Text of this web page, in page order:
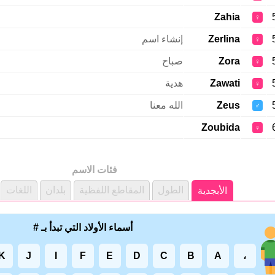
♀
Zahia
♀
Zerlina إنشاء اسم
♀
Zora صباح
♀
Zawati هدية
♂
Zeus الله معنا
♀
Zoubida
فئات الاسم
الأبجدية
الطول المقاطع اللفظية بلدان اللغات
أسماء الأولاد التي تبدأ بـ #
، A
B
C
D
E
F
J
K